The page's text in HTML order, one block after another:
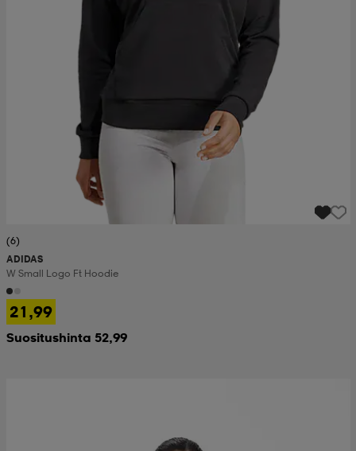
(6)
ADIDAS
W Small Logo Ft Hoodie
21,99
Suositushinta 52,99